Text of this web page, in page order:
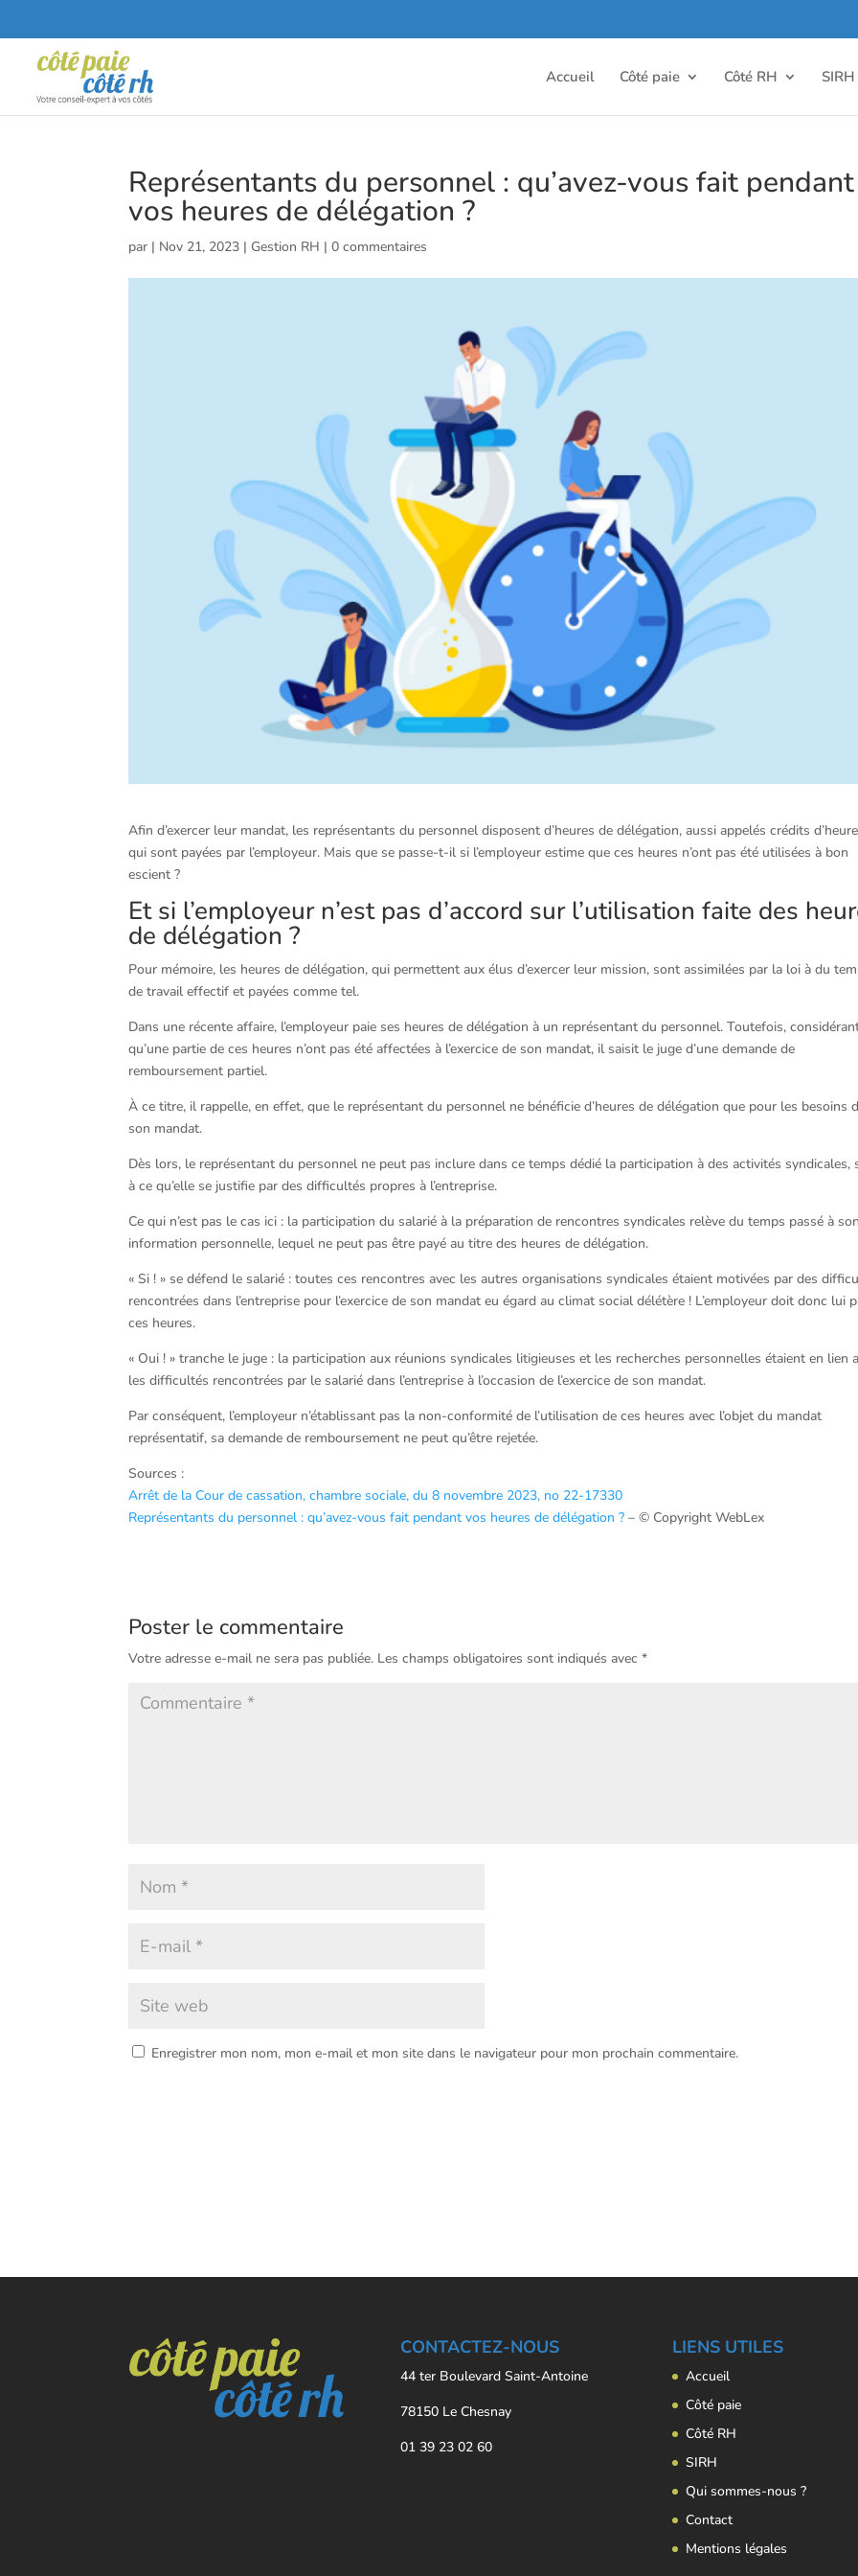
Accueil Côté paie Côté RH SIRH
Représentants du personnel : qu’avez-vous fait pendant
vos heures de délégation ?
par | Nov 21, 2023 | Gestion RH |0 commentaires
Afin d’exercer leur mandat, les représentants du personnel disposent d’heures de délégation, aussi appelés crédits
qui sont payées par l’employeur. Mais que se passe-t-il si l’employeur estime que ces heures n’ont pas été utilisées à bon
escient ?
Et si l’employeur n’est pas d’accord sur l’utilisation faite des
de délégation ?
Pour mémoire, les heures de délégation, qui permettent aux élus d’exercer leur mission, sont assimilées par la loi à du
de travail effectif et payées comme tel.
Dans une récente affaire, l’employeur paie ses heures de délégation à un représentant du personnel. Toutefois,
qu’une partie de ces heures n’ont pas été affectées à l’exercice de son mandat, il saisit le juge d’une demande de
remboursement partiel.
À ce titre, il rappelle, en effet, que le représentant du personnel ne bénéficie d’heures de délégation que pour les besoins
son mandat.
Dès lors, le représentant du personnel ne peut pas inclure dans ce temps dédié la participation à des activités syndicales,
à ce qu’elle se justifie par des difficultés propres à l’entreprise.
Ce qui n’est pas le cas ici : la participation du salarié à la préparation de rencontres syndicales relève du temps passé à son
information personnelle, lequel ne peut pas être payé au titre des heures de délégation.
« Si ! » se défend le salarié : toutes ces rencontres avec les autres organisations syndicales étaient motivées par des
rencontrées dans l’entreprise pour l’exercice de son mandat eu égard au climat social délétère ! L’employeur doit donc lui
ces heures.
« Oui ! » tranche le juge : la participation aux réunions syndicales litigieuses et les recherches personnelles étaient en lien
les difficultés rencontrées par le salarié dans l’entreprise à l’occasion de l’exercice de son mandat.
Par conséquent, l’employeur n’établissant pas la non-conformité de l’utilisation de ces heures avec l’objet du mandat
représentatif, sa demande de remboursement ne peut qu’être rejetée.
Sources :
Arrêt de la Cour de cassation, chambre sociale, du 8 novembre 2023, no 22-17330
Représentants du personnel : qu’avez-vous fait pendant vos heures de délégation ?– © Copyright WebLex
Poster le commentaire
Votre adresse e-mail ne sera pas publiée. Les champs obligatoires sont indiqués avec*
Enregistrer mon nom, mon e-mail et mon site dans le navigateur pour mon prochain commentaire.
CONTACTEZ-NOUS
44 ter Boulevard Saint-Antoine
78150 Le Chesnay
01 39 23 02 60
LIENS UTILES
Accueil
Côté paie
Côté RH
SIRH
Qui sommes-nous ?
Contact
Mentions légales